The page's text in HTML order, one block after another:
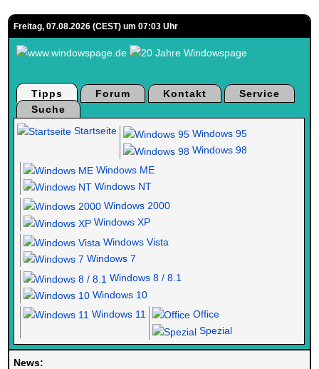
Freitag, 07.08.2026 (CEST) um 07:03 Uhr
Tipps Forum Kontakt
Service
Suche
Startseite
Windows 95
Windows 98
Windows ME
Windows NT
Windows 2000
Windows XP
Windows Vista
Windows 7
Windows 8 / 8.1
Windows 10
Windows 11
Office
Spezial
News: